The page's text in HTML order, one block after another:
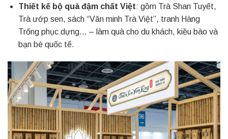
Thiết kế bộ quà đậm chất Việt: gồm Trà Shan Tuyết,
Trà ướp sen, sách “Văn minh Trà Việt”, tranh Hàng
Trống phục dựng… – làm quà cho du khách, kiều bào và
bạn bè quốc tế.